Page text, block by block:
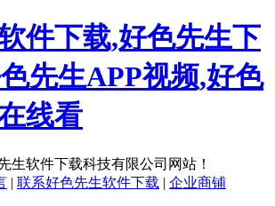
件下载,好色先生下
先生APP视频,好色
线看
软件下载科技有限公司网站！
| 联系好色先生软件下载 | 企业商铺